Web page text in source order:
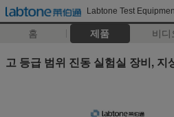
Labtone Test
홈 제품 비디
고 등급 범위 진동 실험실 장비,